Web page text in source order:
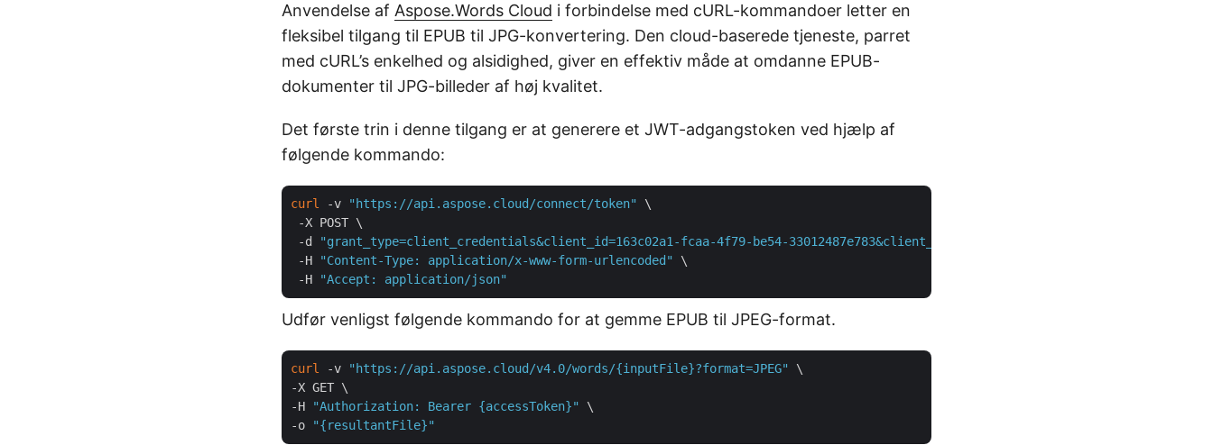
Anvendelse af Aspose.Words Cloud i forbindelse med cURL-kommandoer letter en
fleksibel tilgang til EPUB til JPG-konvertering. Den cloud-baserede tjeneste, parret
med cURL’s enkelhed og alsidighed, giver en effektiv måde at omdanne EPUB-
dokumenter til JPG-billeder af høj kvalitet.
Det første trin i denne tilgang er at generere et JWT-adgangstoken ved hjælp af
følgende kommando:
curl -v "https://api.aspose.cloud/connect/token"
\
-X POST \
-d
"grant_type=client_credentials&client_id=163c02a1-fcaa-4f79-be54-
-H
"Content-Type: application/x-www-form-urlencoded"
\
-H
"Accept: application/json"
Udfør venligst følgende kommando for at gemme EPUB til JPEG-format.
curl -v "https://api.aspose.cloud/v4.0/words/{inputFile}?format=JPEG"
\
-X GET \
-H
"Authorization: Bearer {accessToken}"
\
-o
"{resultantFile}"